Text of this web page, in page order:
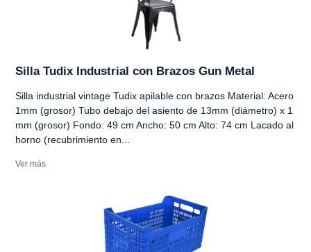
Silla Tudix Industrial con Brazos Gun Metal
Silla industrial vintage Tudix apilable con brazos Material: Acero
1mm (grosor) Tubo debajo del asiento de 13mm (diámetro) x 1
mm (grosor) Fondo: 49 cm Ancho: 50 cm Alto: 74 cm Lacado al
horno (recubrimiento en...
Ver más